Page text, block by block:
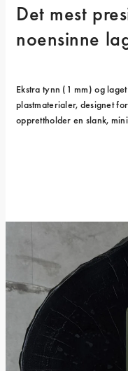
Det mest
noensinne
Ekstra tynn (1 mm) og
plastmaterialer, designet
opprettholder en slank,